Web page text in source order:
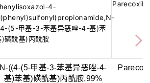
N-((4-(5-甲基-3-苯基异恶唑-4-
基)苯基)磺酰基)丙酰胺,99%